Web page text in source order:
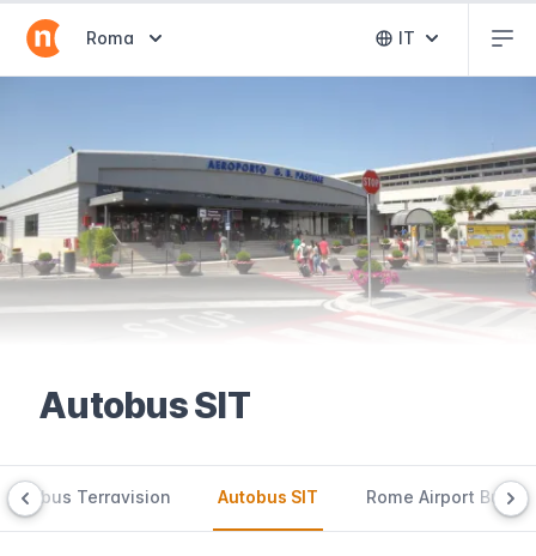
Abrir selector de destinos
Roma Abrir selector
IT
Autobus SIT
Autobus Terravision Autobus SIT Rome Airport Bus